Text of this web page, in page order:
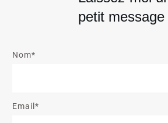
petit message
Nom*
Email*